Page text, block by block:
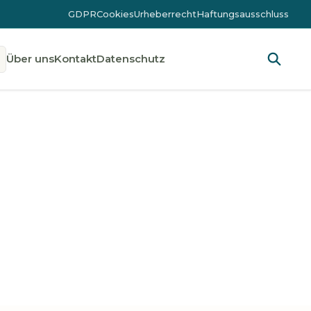
GDPRCookiesUrheberrechtHaftungsausschluss
Über unsKontaktDatenschutz